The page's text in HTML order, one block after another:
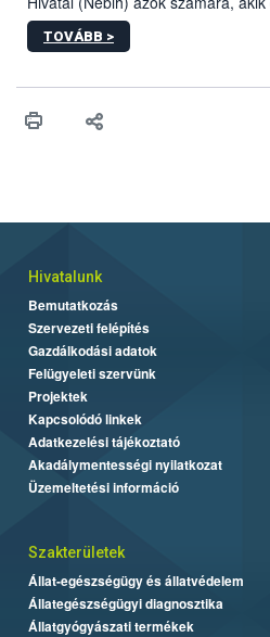
növényvédelmi vagy tápanyag-
végezni Magyarországon. Az
műszaki és hatósági feltételek.
TOVÁBB >
Hivatalunk
Bemutatkozás
Szervezeti felépítés
Gazdálkodási adatok
Felügyeleti szervünk
Projektek
Kapcsolódó linkek
Adatkezelési tájékoztató
Akadálymentességi nyilatkozat
Üzemeltetési információ
Szakterületek
Állat-egészségügy és állatvédelem
Állategészségügyi diagnosztika
Állatgyógyászati termékek